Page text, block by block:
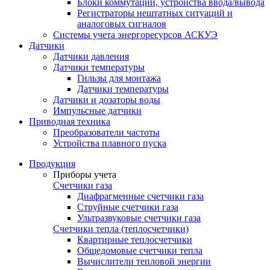
Блоки коммутации, устройства ввода/вывода
Регистраторы нештатных ситуаций и
аналоговых сигналов
Системы учета энергоресурсов АСКУЭ
Датчики
Датчики давления
Датчики температуры
Гильзы для монтажа
Датчики температуры
Датчики и дозаторы воды
Импульсные датчики
Приводная техника
Преобразователи частоты
Устройства плавного пуска
Продукция
Приборы учета
Счетчики газа
Диафрагменные счетчики газа
Струйные счетчики газа
Ультразвуковые счетчики газа
Счетчики тепла (теплосчетчики)
Квартирные теплосчетчики
Общедомовые счетчики тепла
Вычислители тепловой энергии